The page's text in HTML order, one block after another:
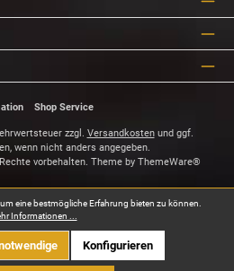
Shop Service
zzgl. Versandkostenund ggf.
wenn nicht anders angegeben.
vorbehalten. Theme by ThemeWare®
eine bestmögliche Erfahrung bieten zu können.
Informationen ...
Konfigurieren